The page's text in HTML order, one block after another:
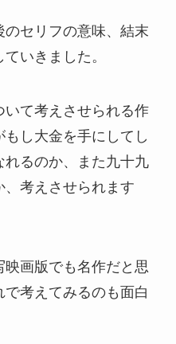
セリフの意味、結末
いきました。
て考えさせられる作
し大金を手にしてし
れるのか、また九十九
考えさせられます
画版でも名作だと思
考えてみるのも面白